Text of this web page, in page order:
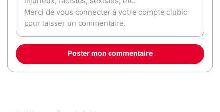
Poster mon commentaire